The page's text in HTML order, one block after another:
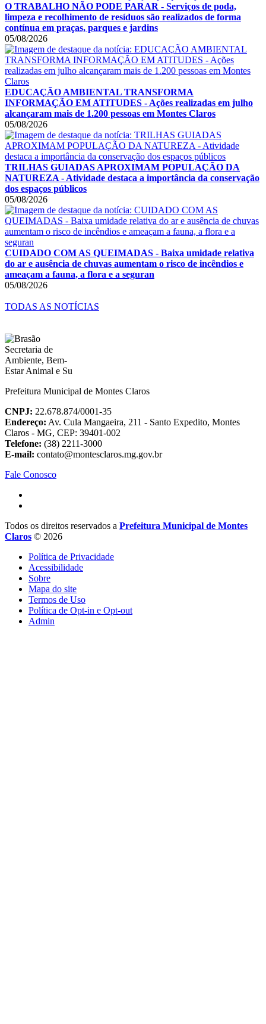
O TRABALHO NÃO PODE PARAR - Serviços de poda,
limpeza e recolhimento de resíduos são realizados de forma
contínua em praças, parques e jardins
05/08/2026
EDUCAÇÃO AMBIENTAL TRANSFORMA
INFORMAÇÃO EM ATITUDES - Ações realizadas em julho
alcançaram mais de 1.200 pessoas em Montes Claros
05/08/2026
TRILHAS GUIADAS APROXIMAM POPULAÇÃO DA
NATUREZA - Atividade destaca a importância da conservação
dos espaços públicos
05/08/2026
CUIDADO COM AS QUEIMADAS - Baixa umidade relativa
do ar e ausência de chuvas aumentam o risco de incêndios e
ameaçam a fauna, a flora e a seguran
05/08/2026
TODAS AS NOTÍCIAS
Prefeitura Municipal de Montes Claros
CNPJ: 22.678.874/0001-35
Endereço: Av. Cula Mangaeira, 211 - Santo Expedito, Montes
Claros - MG, CEP: 39401-002
Telefone: (38) 2211-3000
E-mail: contato@montesclaros.mg.gov.br
Fale Conosco
Todos os direitos reservados a Prefeitura Municipal de Montes
Claros © 2026
Política de Privacidade
Acessibilidade
Sobre
Mapa do site
Termos de Uso
Política de Opt-in e Opt-out
Admin